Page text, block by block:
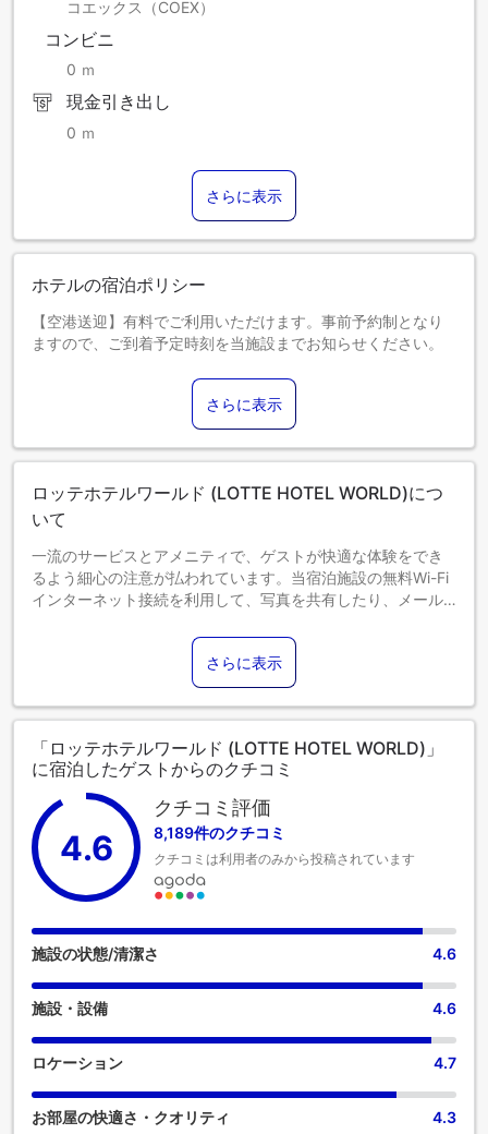
3. ハッピーアワー：18:00～20:00
- ハッピーアワーは当施設の状況により2部制となる場合が
- 2部制：第1部 17:30～19:00／第2部 19:30～21:00
4. クラブラウンジご利用のお客様への特典
5. 平日限定特典（チェックインが月曜～木曜／祝日・繁忙期
につき1台分のバレーパーキング無料
※内容は当施設の状況により変更となる場合がございます。
［デラックススイートルーム特別サービス］
をご提供しております。
［Re:thinkキャンペーン］
当施設は環境保護に取り組んでおります。
め、歯ブラシ、歯磨き粉、カミソリ、シェービングジェルは
お部屋にご用意しておりません。ご入用の場合はミニバーに
申し上げます。ご不便をおかけいたしますが、何卒ご理解賜
りますようお願い申し上げます。
［フィットネスセンターのご案内］
・設備：ジム＆プール（無料）、サウナ（有料）
・サウナ無料利用：スイートおよびクラブラウンジルームご
宿泊のお客様（その他のお客様はサウナ利用料：お一人様に
・営業時間：6:00～22:00（毎月最終月曜日は休業）
・年齢制限：ジム（16歳以上）、サウナ（13歳以上）、プー
ル（全ての年齢でご利用可能ですが、13歳未満のお子さまは
大人の同伴が必要です）
［駐車場］
地下駐車場は大変混雑するため、バレーパーキングサービス
のご利用をおすすめいたします。
詳細な駐車場情報は当施設正面入口にてご案内しておりま
す。
・バレーパーキングサービス受付時間：7:00～22:00
・バレーパーキングサービス料金：1回につきKRW 30,000
き身分証明書をご提示いただく必要がございます★
コエックス（COEX）
コンビニ
0 ｍ
現金引き出し
0 ｍ
さらに表示
ホテルの宿泊ポリシー
【空港送迎】有料でご利用いただけます。事前予約制となり
ますので、ご到着予定時刻を当施設までお知らせください。
【その他追記】Re:thinkについて
ロッテホテルでは、環境保護に取り組んでいます。
Re:think運動の一環として、使い捨て製品の消費を減らすた
め、2022年4月15日より歯ブラシ、歯磨き粉、カミソリ、シ
要な場合は、ミニバーでお求めください。環境保護へのご理
解とご協力をお願いいたします。
ミニベッドの追加にはKRW 60,500がかかります。（一部の
キャラクターおよび客室タイプ限定、ベッド間に設置）
- 設置可能なお部屋：一部キャラクター（ロティロリ、カカオ
- 設置場所：ツインまたはファミリーツインベッドの間
- 対象：お子さま連れのご家族（身長130cm未満のお子さま
- お問い合わせ：予約および電話で承ります
ベビーベッドは10か月未満の乳児のみご利用いただけます。
0～0歳までのお子さま
添い寝の場合は宿泊無料です。＜ご注意＞ベビーベッドのご
利用には追加料金が発生する場合があります。また、利用可
否は空き状況によります。
1～12歳までのお子さま
エキストラベッドをお申し込みください。
13歳以上のゲストは大人とみなされます。
エキストラベッドの追加可否は、お部屋タイプにより異なり
さらに表示
ロッテホテルワールド (LOTTE HOTEL WORLD)につ
いて
一流のサービスとアメニティで、ゲストが快適な体験をでき
るよう細心の注意が払われています。当宿泊施設の無料Wi-Fi
インターネット接続を利用して、写真を共有したり、メール
ービスを利用すれば、ソウル観光がさらに手軽になります。
自家用車でお越しのお客様には、無料駐車場をご用意してい
ます。当宿泊施設ではコンシェルジュサービスを含むフロン
トデスクサービスを提供しており、快適な滞在をお約束しま
のチケットサービスで予約サポートを依頼しましょう。 長期
滞在の際や必要な時には、ランドリーサービスを利用して旅
行着を清潔に保つことができます。 ルームサービスなどの設
備・サービスも充実しています。 持ってくるのを忘れたとし
ても、大きな問題にはなりません。必要なものはコンビニで
調達できます。当宿泊施設内は禁煙となっておりますのでご
注意ください。 最高のくつろぎをお約束するため、客室は魅
力的なデザインで、基本的な生活必需品をすべて備え、楽し
い滞在を演出します。 当宿泊施設の一部客室では、便利なエ
アコンやリネンサービスを利用できます。客室内でのビデオ
ィをご用意しております。 楽しい朝食は一日の始まりに最適
です。ロッテホテルワールドでは、いつでも美味しいお食事
をご堪能いただけます。 旅の始まりは、おいしいコーヒーで
いかがですか？当宿泊施設では、淹れたての極上コーヒーの
い場合は、当宿泊施設にある魅力的な料理の選択肢をいつで
も利用できます。 素敵な夜を気軽に体験！当宿泊施設のエン
さらに表示
「ロッテホテルワールド (LOTTE HOTEL WORLD)」
に宿泊したゲストからのクチコミ
4.6
クチコミ評価
8,189件のクチコミ
クチコミは利用者のみから投稿されています
施設の状態/清潔さ 4.6
施設・設備 4.6
ロケーション 4.7
お部屋の快適さ・クオリティ 4.3